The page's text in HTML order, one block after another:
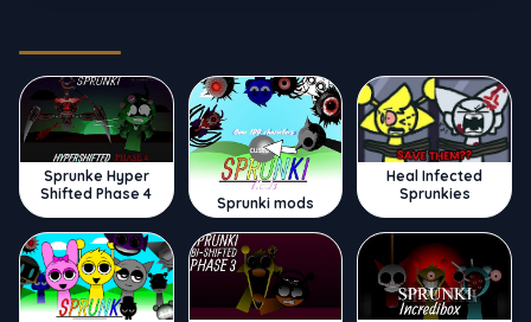
Sprunke Hyper
Shifted Phase 4
Sprunki mods
Heal Infected
Sprunkies